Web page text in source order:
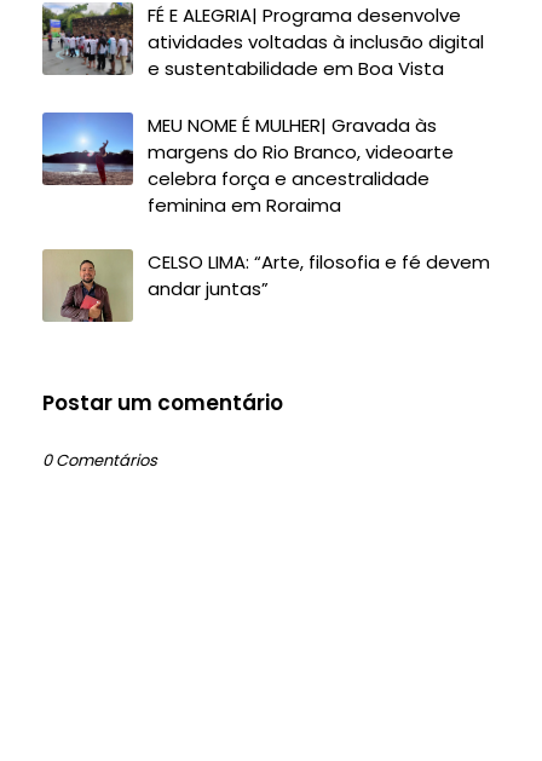
FÉ E ALEGRIA| Programa desenvolve
atividades voltadas à inclusão digital
e sustentabilidade em Boa Vista
MEU NOME É MULHER| Gravada às
margens do Rio Branco, videoarte
celebra força e ancestralidade
feminina em Roraima
CELSO LIMA: “Arte, filosofia e fé devem
andar juntas”
Postar um comentário
0 Comentários